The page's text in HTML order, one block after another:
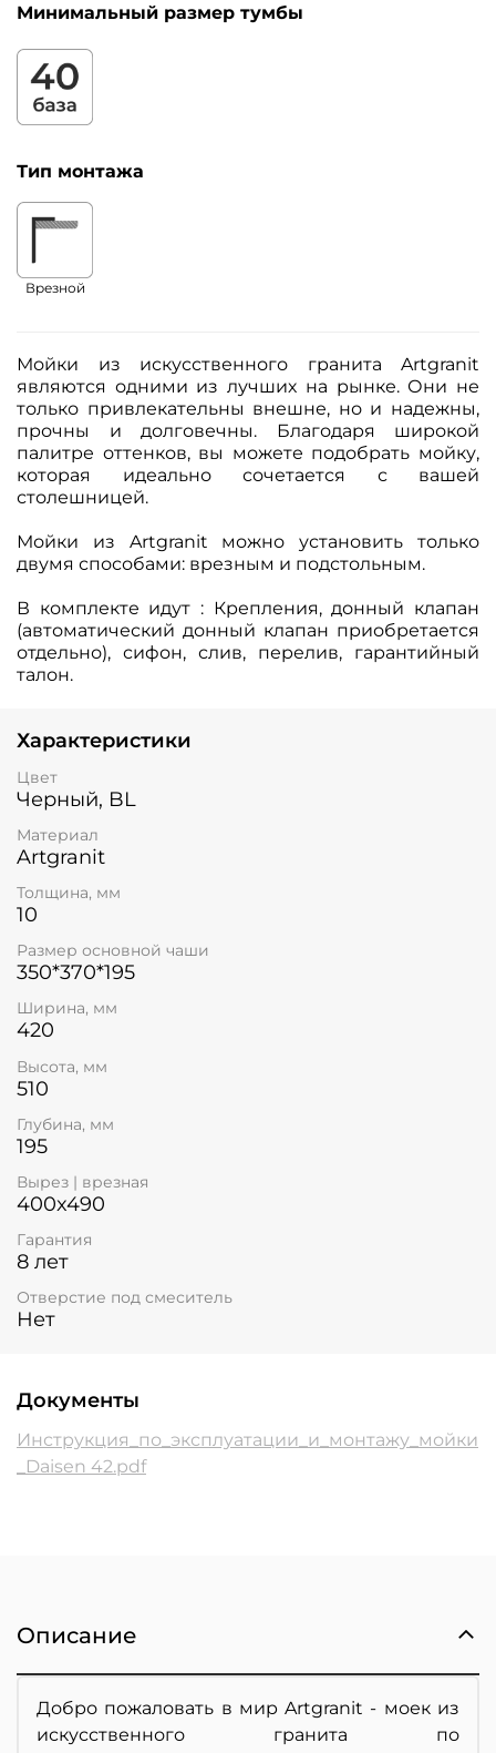
Минимальный размер тумбы
Тип монтажа
Врезной
Мойки из искусственного гранита Artgranit
являются одними из лучших на рынке. Они не
только привлекательны внешне, но и надежны,
прочны и долговечны. Благодаря широкой
палитре оттенков, вы можете подобрать мойку,
которая идеально сочетается с вашей
столешницей.
Мойки из Artgranit можно установить только
двумя способами: врезным и подстольным.
В комплекте идут : Крепления, донный клапан
(автоматический донный клапан приобретается
отдельно), сифон, слив, перелив, гарантийный
талон.
Характеристики
Цвет
Черный, BL
Материал
Artgranit
Толщина, мм
10
Размер основной чаши
350*370*195
Ширина, мм
420
Высота, мм
510
Глубина, мм
195
Вырез | врезная
400x490
Гарантия
8 лет
Отверстие под смеситель
Нет
Документы
Инструкция_по_эксплуатации_и_монтажу_мойки
_Daisen 42.pdf
Описание
Добро пожаловать в мир Artgranit - моек из
искусственного гранита по